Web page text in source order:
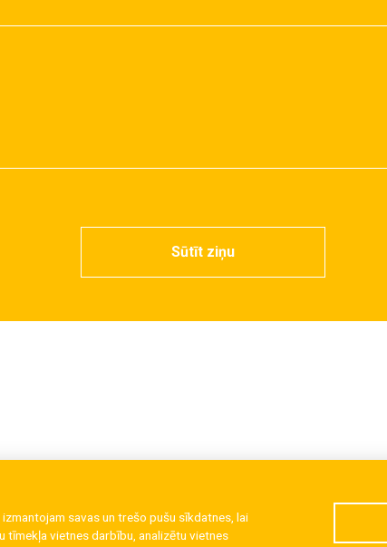
Sūtīt ziņu
savas un trešo pušu sīkdatnes, lai
tīmekļa vietnes darbību, analizētu vietnes